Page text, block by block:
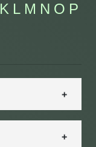
K L M N O P